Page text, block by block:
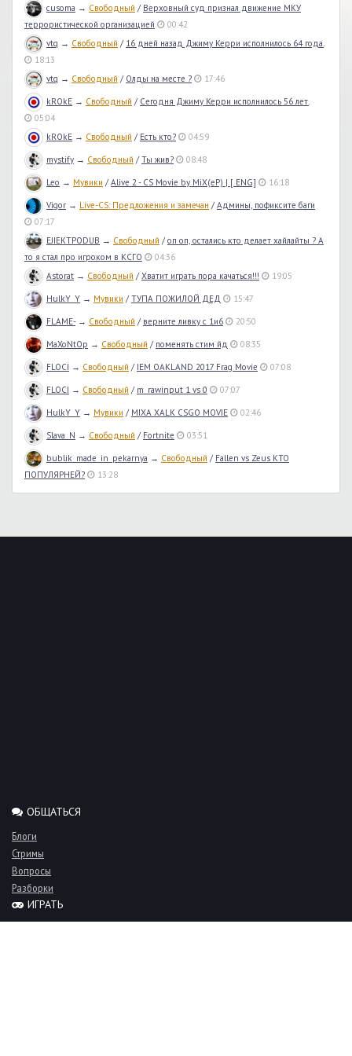
cusoma → Свободный / Верховный суд признал движение МКУ
террористической организацией
00:42
vtq → Свободный / 16 дней назад Джиму Керри исполнилось 64 года.
18:13
vtq → Свободный / Олды на месте ? 17:46
kROkE → Свободный / Сегодня Джиму Керри исполнилось 56 лет.
05:04
kROkE → Свободный / Есть кто? 04:59
mystify → Свободный /Ты жив? 08:48
Leo → Мувики /Alive 2 - CS Movie by MiX(eP) | [ ENG] 16:18
Vigor → Live-CS: Предложения и замечан /Админы, пофиксите баги
07:17
EJIEKTPODUB → Свободный /оп оп, остались кто делает хайлайты ? А
то я стал про игроком в КСГО
04:36
Astorat → Свободный /Хватит играть пора качаться!!! 19:05
HulkY_Y → Мувики /ТУПА ПОЖИЛОЙ ДЕД 15:47
FLAME-→ Свободный / верните ливку с 1и6 20:50
MaXoNtOp → Свободный / поменять стим йд 08:35
FLOCI → Свободный / IEM OAKLAND 2017 Frag Movie 07:08
FLOCI → Свободный / m_rawinput 1 vs 0 07:07
HulkY_Y → Мувики / MIXA XALK CSGO MOVIE 02:46
Slava_N → Свободный / Fortnite 03:51
bublik_made_in_pekarnya → Свободный / Fallen vs Zeus КТО
ПОПУЛЯРНЕЙ?
13:28
ОБЩАТЬСЯ
Блоги
Стримы
Вопросы
Разборки
ИГРАТЬ